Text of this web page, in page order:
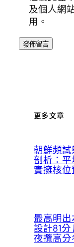
及個人網
用。
更多文章
朝鮮頻
剖析：
實擁核位
最高明出
設計81
夜攬高分